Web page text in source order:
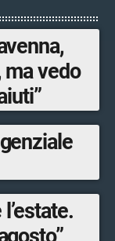
Comazzi
ma vedo